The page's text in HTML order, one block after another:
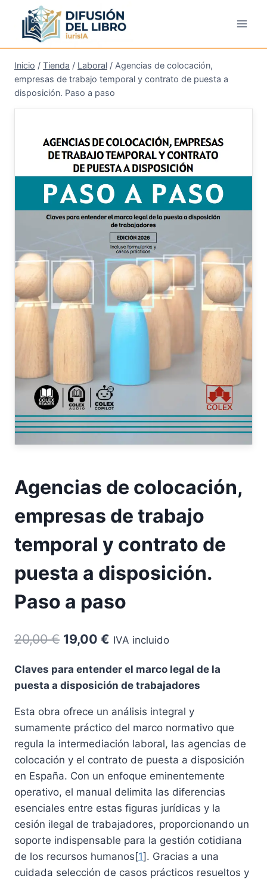
contenido
Inicio / Tienda / Laboral / Agencias de colocación,
empresas de trabajo temporal y contrato de puesta a
disposición. Paso a paso
Agencias de colocación,
empresas de trabajo
temporal y contrato de
puesta a disposición.
Paso a paso
20,00€ El
original
20,00 €.
19,00 € El
actual
19,00 €.
IVA incluido
Claves para entender el marco legal de la
puesta a disposición de trabajadores
Esta obra ofrece un análisis integral y
sumamente práctico del marco normativo que
regula la intermediación laboral, las agencias de
colocación y el contrato de puesta a disposición
en España. Con un enfoque eminentemente
operativo, el manual delimita las diferencias
esenciales entre estas figuras jurídicas y la
cesión ilegal de trabajadores, proporcionando un
soporte indispensable para la gestión cotidiana
de los recursos humanos[1]. Gracias a una
cuidada selección de casos prácticos resueltos y